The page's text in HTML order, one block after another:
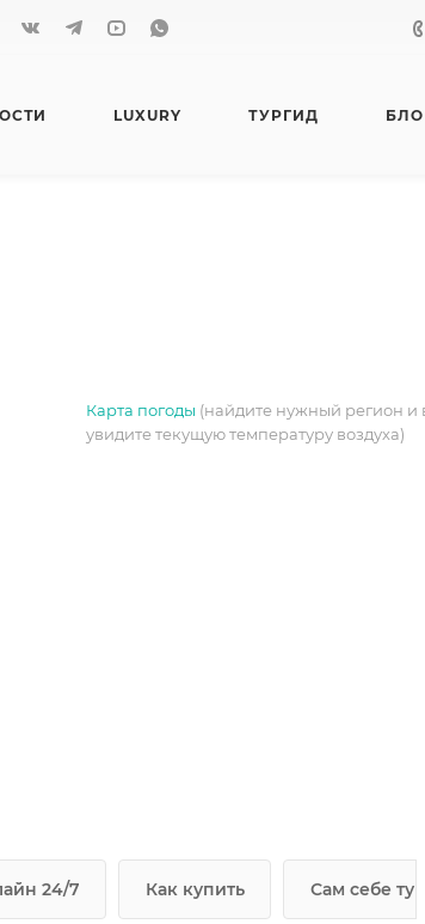
LUXURY ТУРГИД
Карта погоды (найдите нужный регион и
увидите текущую температуру воздуха)
24/7 Как купить Сам себе